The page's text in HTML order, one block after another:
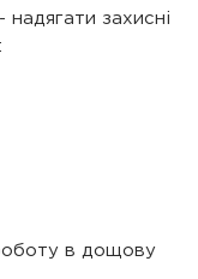
захисні
в дощову